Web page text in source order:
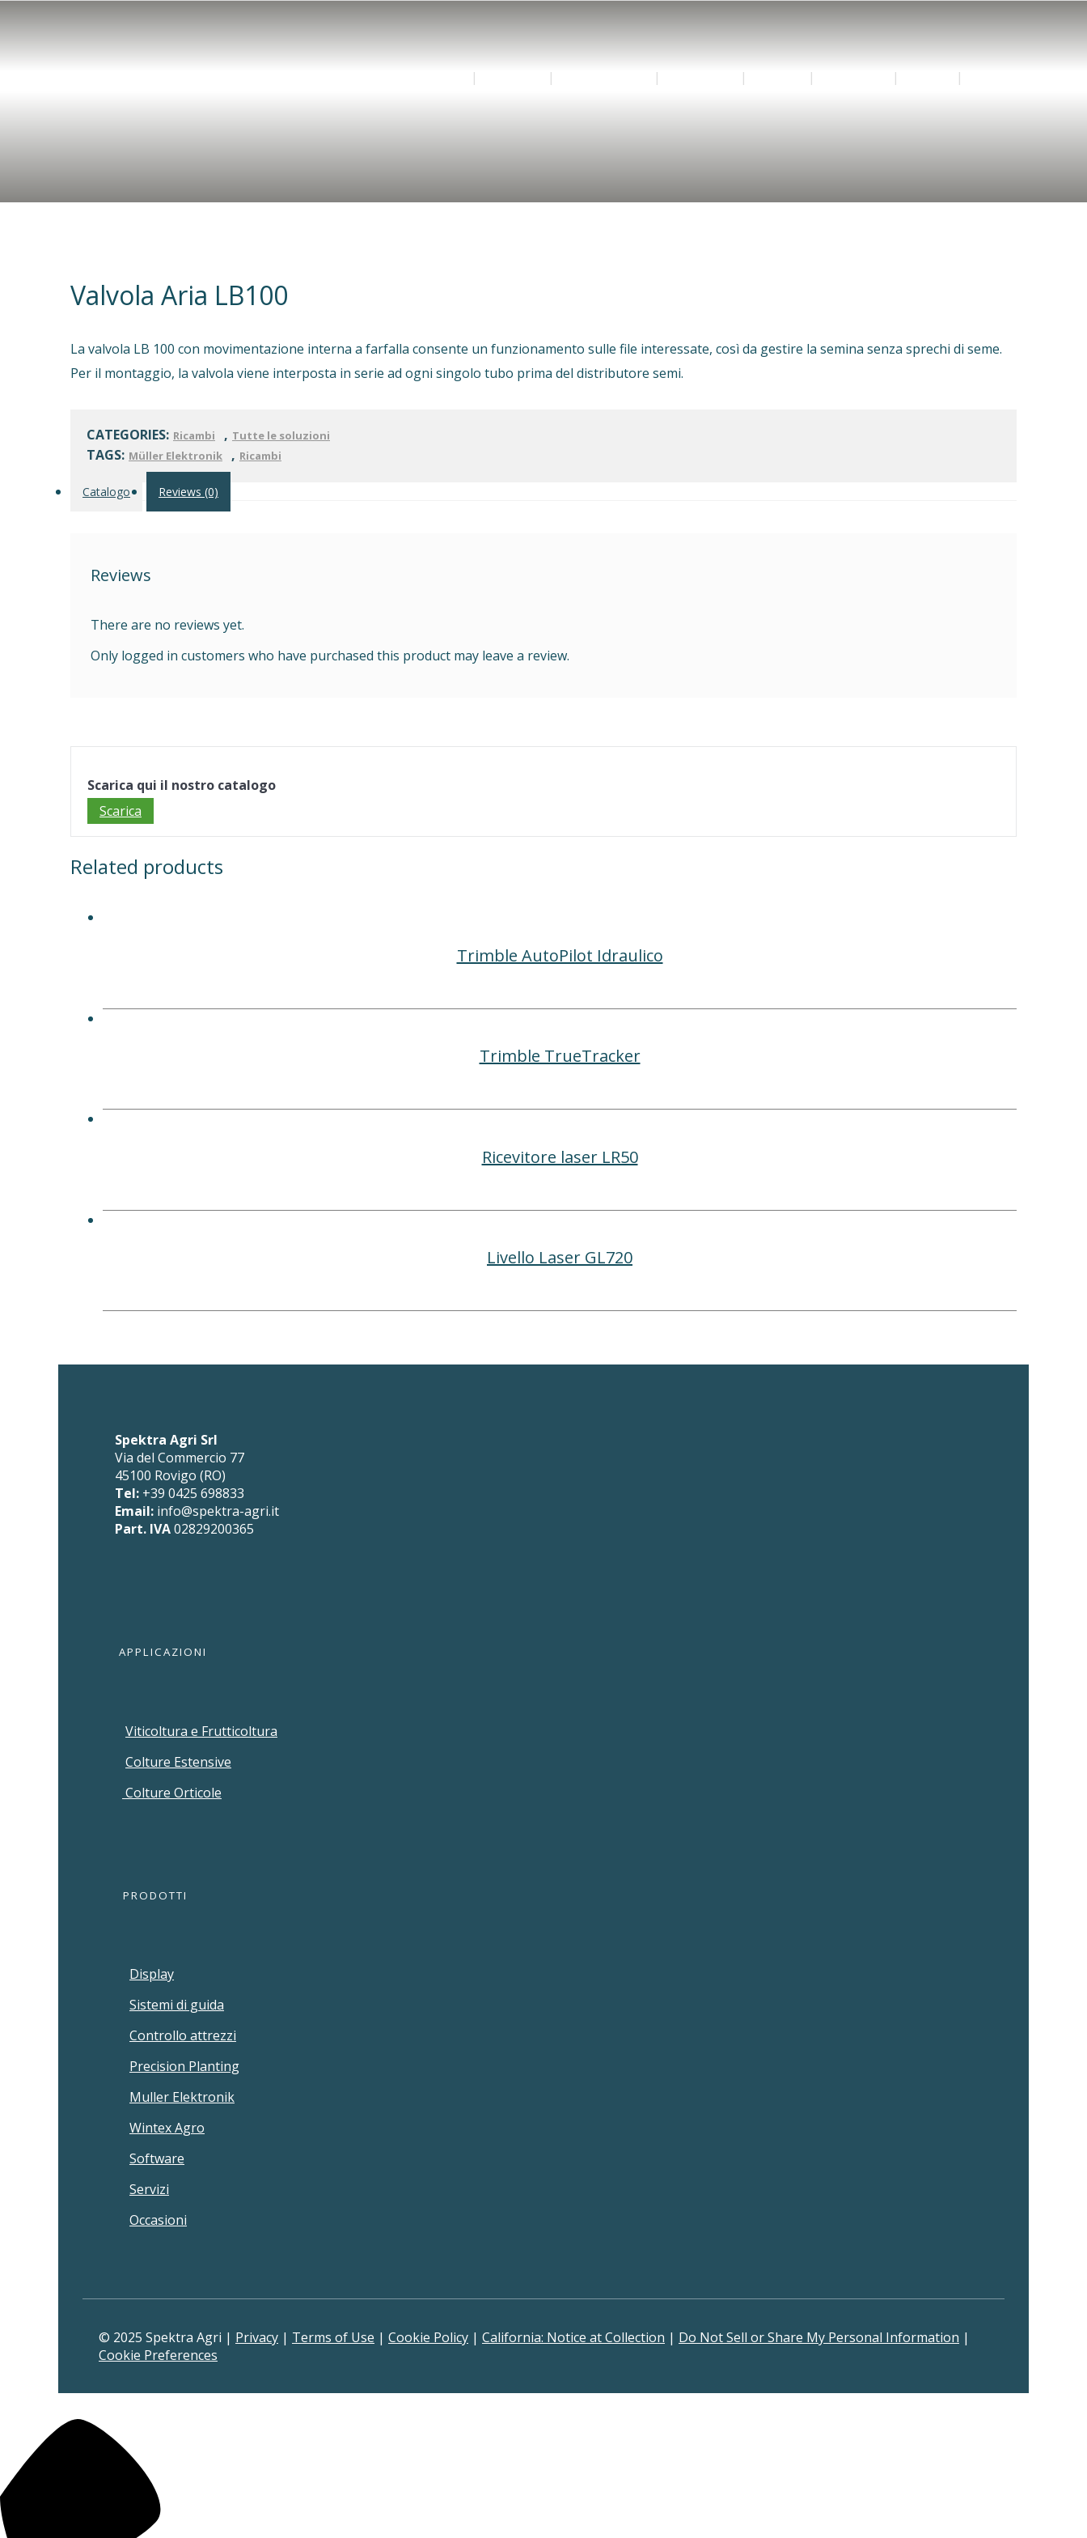
Valvola Aria LB100
La valvola LB 100 con movimentazione interna a farfalla consente un funzionamento sulle file interessate, così da gestire la semina senza sprechi di seme.
Per il montaggio, la valvola viene interposta in serie ad ogni singolo tubo prima del distributore semi.
CATEGORIES: Ricambi , Tutte le soluzioni
TAGS: Müller Elektronik , Ricambi
Reviews (0)
Catalogo
Reviews
There are no reviews yet.
Only logged in customers who have purchased this product may leave a review.
Scarica qui il nostro catalogo
Scarica
Related products
Trimble AutoPilot Idraulico
Trimble TrueTracker
Ricevitore laser LR50
Livello Laser GL720
Spektra Agri Srl
Via del Commercio 77
45100 Rovigo (RO)
Tel: +39 0425 698833
Email: info@spektra-agri.it
Part. IVA02829200365
APPLICAZIONI
Viticoltura e Frutticoltura
Colture Estensive
Colture Orticole
PRODOTTI
Display
Sistemi di guida
Controllo attrezzi
Precision Planting
Muller Elektronik
Wintex Agro
Software
Servizi
Occasioni
© 2025 Spektra Agri | Privacy | Terms of Use | Cookie Policy | California: Notice at Collection | Do Not Sell or Share My Personal Information |
Cookie Preferences